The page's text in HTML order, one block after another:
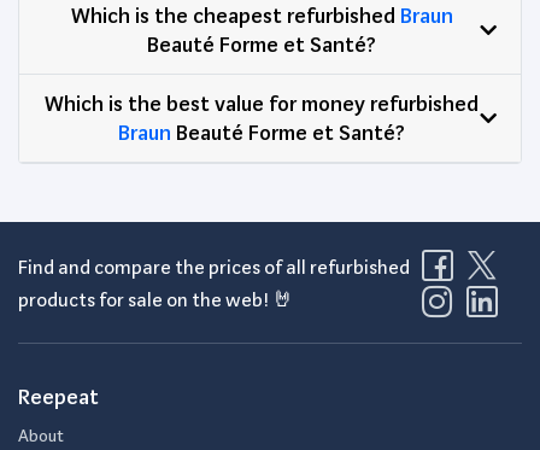
Which is the cheapest refurbished Braun
Beauté Forme et Santé?
Which is the best value for money refurbished
Braun Beauté Forme et Santé?
Find and compare the prices of all refurbished
products for sale on the web! 🤘
Reepeat
About